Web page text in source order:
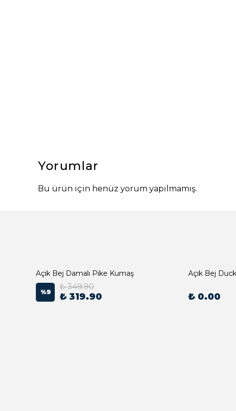
Yorumlar
Bu ürün için henüz yorum yapılmamış.
Açık Bej Damalı Pike Kumaş
%9
₺ 349.90
₺ 319.90 ₺ 0.00